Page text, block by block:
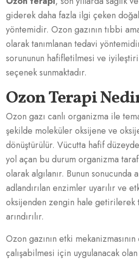
giderek daha fazla ilgi çeken
yöntemidir. Ozon gazının tıbbi
olarak tanımlanan tedavi
sorununun hafifletilmesi ve
seçenek sunmaktadır.
Ozon Terapi
Ozon gazı canlı organizma ile
şekilde moleküler oksijene ve
dönüştürülür. Vücutta hafif
yol açan bu durum organizma
olarak algılanır. Bunun sonucunda
adlandırılan enzimler uyarılır ve
oksijenden zengin hale getirilerek
arındırılır.
Ozon gazının etki
çalışabilmesi için uygulanacak